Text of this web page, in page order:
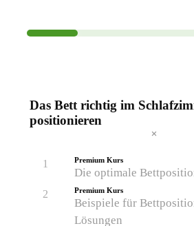
Das Bett richtig im
positionieren
1 Premium Kurs
Die optimale
2 Premium Kurs
Beispiele für
Lösungen